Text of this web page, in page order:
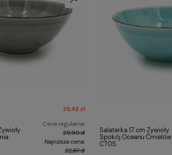
25,42 zł
Cena regularna:
29,90 zł
Najniższa cena:
22,87 zł
Salaterka 17 cm Żywioły
Spokój Oceanu Ćmielów
CT05